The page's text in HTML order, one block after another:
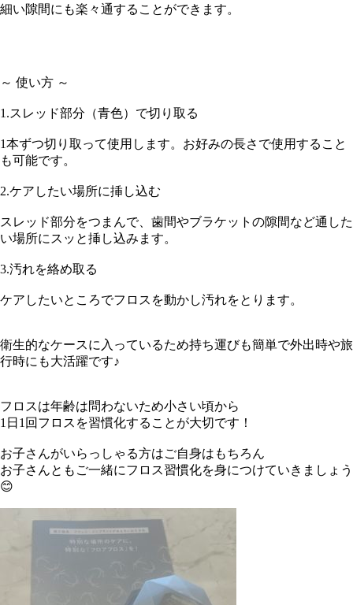
細い隙間にも楽々通することができます。
～ 使い方 ～
1.スレッド部分（青色）で切り取る
1本ずつ切り取って使用します。お好みの長さで使用すること
も可能です。
2.ケアしたい場所に挿し込む
スレッド部分をつまんで、歯間やブラケットの隙間など通した
い場所にスッと挿し込みます。
3.汚れを絡め取る
ケアしたいところでフロスを動かし汚れをとります。
衛生的なケースに入っているため持ち運びも簡単で外出時や旅
行時にも大活躍です♪
フロスは年齢は問わないため小さい頃から
1日1回フロスを習慣化することが大切です！
お子さんがいらっしゃる方はご自身はもちろん
お子さんともご一緒にフロス習慣化を身につけていきましょう
😊